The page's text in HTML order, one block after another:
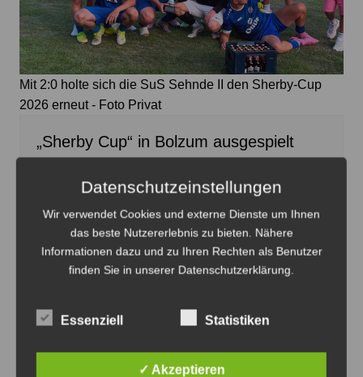
Mit 2:0 holte sich die SuS Sehnde II den Sherby-Cup
2026 erneut - Foto Privat
„Sherby Cup“ in Bolzum ausgespielt
Datenschutzeinstellungen
Wir verwendet Cookies und externe Dienste um Ihnen
das beste Nutzererlebnis zu bieten. Nähere
Informationen dazu und zu Ihren Rechten als Benutzer
finden Sie in unserer Datenschutzerklärung.
Essenziell Statistiken
✓ Akzeptieren